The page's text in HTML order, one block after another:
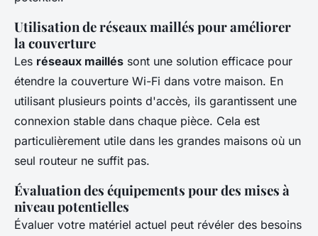
Utilisation de réseaux maillés pour améliorer
la couverture
Les réseaux maillés sont une solution efficace pour
étendre la couverture Wi-Fi dans votre maison. En
utilisant plusieurs points d'accès, ils garantissent une
connexion stable dans chaque pièce. Cela est
particulièrement utile dans les grandes maisons où un
seul routeur ne suffit pas.
Évaluation des équipements pour des mises à
niveau potentielles
Évaluer votre matériel actuel peut révéler des besoins